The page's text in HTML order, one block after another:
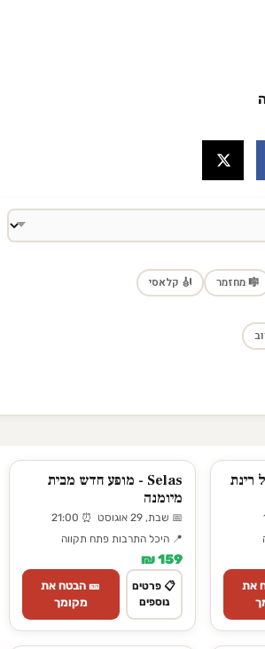
🎼 מחזמר 🎻 קלאסי
רינת
את
Selas - מופע חדש מבית
מיומנה
📅 שבת, 29 אוגוסט ⏰ 21:00
📍 היכל התרבות פתח תקווה
159 ₪
📋 פרטים
נוספים
🎫 הבטח את
מקומך